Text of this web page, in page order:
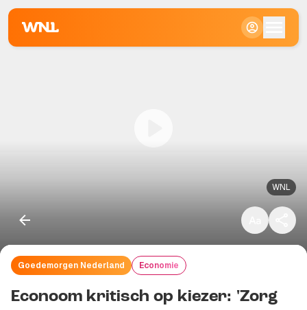
WNL
Goedemorgen Nederland Economie
Econoom kritisch op kiezer: 'Zorg